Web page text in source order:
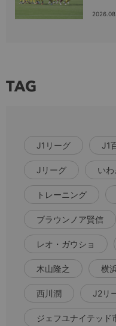
TAG
J1リーグ J1
Jリーグ いわ
トレーニング
ブラウンノア賢信
レオ・ガウショ
木山隆之 横
西川潤 J2リ
ジェフユナイテッド